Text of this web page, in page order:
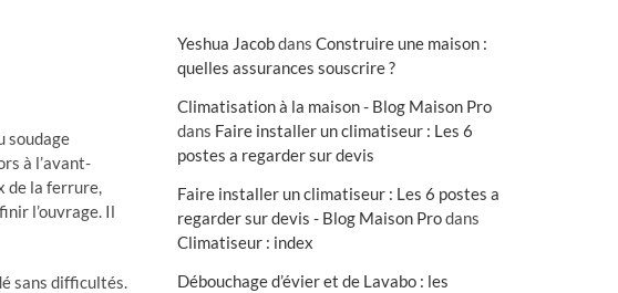
soudage
à l’avant-
de la ferrure,
l’ouvrage. Il
sans difficultés.
Yeshua Jacobdans Construire une maison :
quelles assurances souscrire ?
Climatisation à la maison - Blog Maison Pro
dans Faire installer un climatiseur : Les 6
postes a regarder sur devis
Faire installer un climatiseur : Les 6 postes a
regarder sur devis - Blog Maison Prodans
Climatiseur : index
Débouchage d’évier et de Lavabo : les